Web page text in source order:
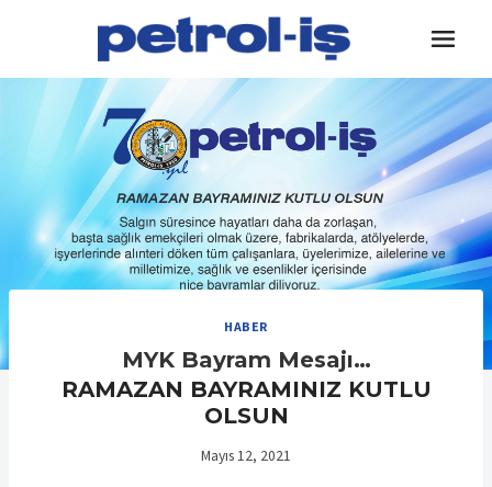
content
HABER
MYK Bayram Mesajı…
RAMAZAN BAYRAMINIZ KUTLU
OLSUN
Mayıs 12, 2021